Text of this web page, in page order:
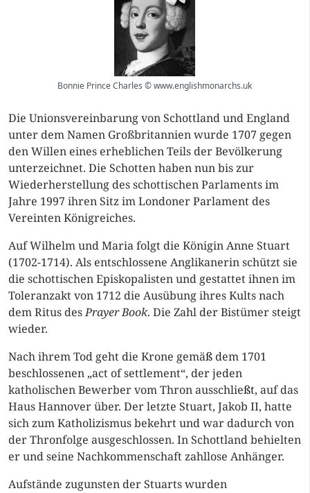
Bonnie Prince Charles © www.englishmonarchs.uk
Die Unionsvereinbarung von Schottland und England
unter dem Namen Großbritannien wurde 1707 gegen
den Willen eines erheblichen Teils der Bevölkerung
unterzeichnet. Die Schotten haben nun bis zur
Wiederherstellung des schottischen Parlaments im
Jahre 1997 ihren Sitz im Londoner Parlament des
Vereinten Königreiches.
Auf Wilhelm und Maria folgt die Königin Anne Stuart
(1702-1714). Als entschlossene Anglikanerin schützt sie
die schottischen Episkopalisten und gestattet ihnen im
Toleranzakt von 1712 die Ausübung ihres Kults nach
dem Ritus desPrayer Book. Die Zahl der Bistümer steigt
wieder.
Nach ihrem Tod geht die Krone gemäß dem 1701
beschlossenen „act of settlement“, der jeden
katholischen Bewerber vom Thron ausschließt, auf das
Haus Hannover über. Der letzte Stuart, Jakob II, hatte
sich zum Katholizismus bekehrt und war dadurch von
der Thronfolge ausgeschlossen. In Schottland behielten
er und seine Nachkommenschaft zahllose Anhänger.
Aufstände zugunsten der Stuarts wurden